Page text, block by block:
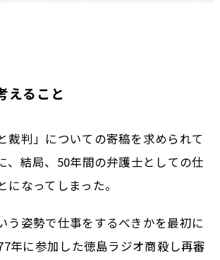
えること
裁判」についての寄稿を求められて
、結局、50年間の弁護士としての仕
なってしまった。
う姿勢で仕事をするべきかを最初に
年に参加した徳島ラジオ商殺し再審